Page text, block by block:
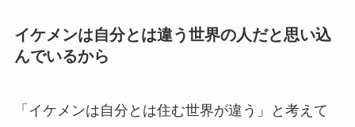
イケメンは自分とは違う世界の人だと思い込
んでいるから
「イケメンは自分とは住む世界が違う」と考えて